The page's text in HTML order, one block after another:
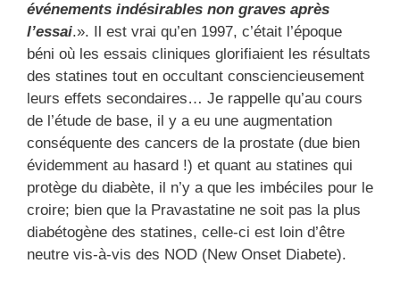
événements indésirables non graves après
l’essai.». Il est vrai qu’en 1997, c’était l’époque
béni où les essais cliniques glorifiaient les résultats
des statines tout en occultant consciencieusement
leurs effets secondaires… Je rappelle qu’au cours
de l’étude de base, il y a eu une augmentation
conséquente des cancers de la prostate (due bien
évidemment au hasard !) et quant au statines qui
protège du diabète, il n’y a que les imbéciles pour le
croire; bien que la Pravastatine ne soit pas la plus
diabétogène des statines, celle-ci est loin d’être
neutre vis-à-vis des NOD (New Onset Diabete).